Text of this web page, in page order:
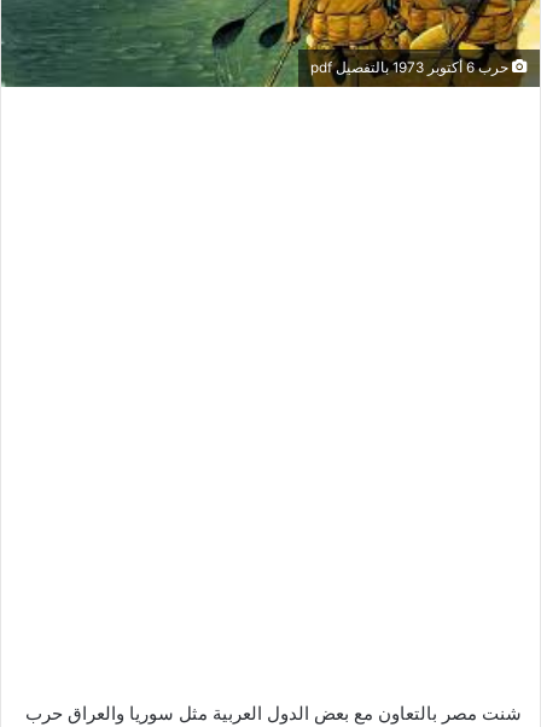
حرب 6 أكتوبر 1973 بالتفصيل pdf
شنت مصر بالتعاون مع بعض الدول العربية مثل سوريا والعراق حرب